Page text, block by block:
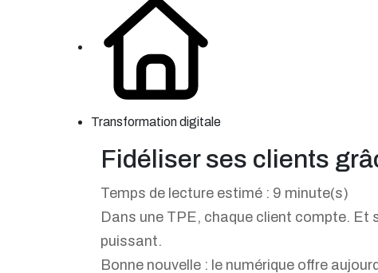
Transformation digitale
Fidéliser ses clients
Temps de lecture estimé : 9 minute(s)
Dans une TPE, chaque client compte. Et
puissant.
Bonne nouvelle : le numérique offre